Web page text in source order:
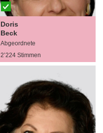
Doris
Beck
Abgeordnete
2’224 Stimmen